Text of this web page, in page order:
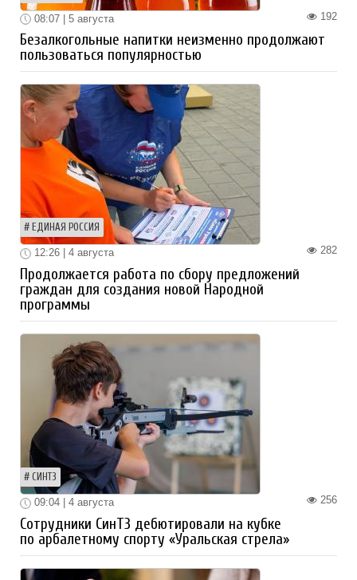
192
08:07 | 5 августа
Безалкогольные напитки неизменно продолжают
пользоваться популярностью
ЕДИНАЯ РОССИЯ
282
12:26 | 4 августа
Продолжается работа по сбору предложений
граждан для создания новой Народной
программы
СИНТЗ
256
09:04 | 4 августа
Сотрудники СинТЗ дебютировали на кубке
по арбалетному спорту «Уральская стрела»